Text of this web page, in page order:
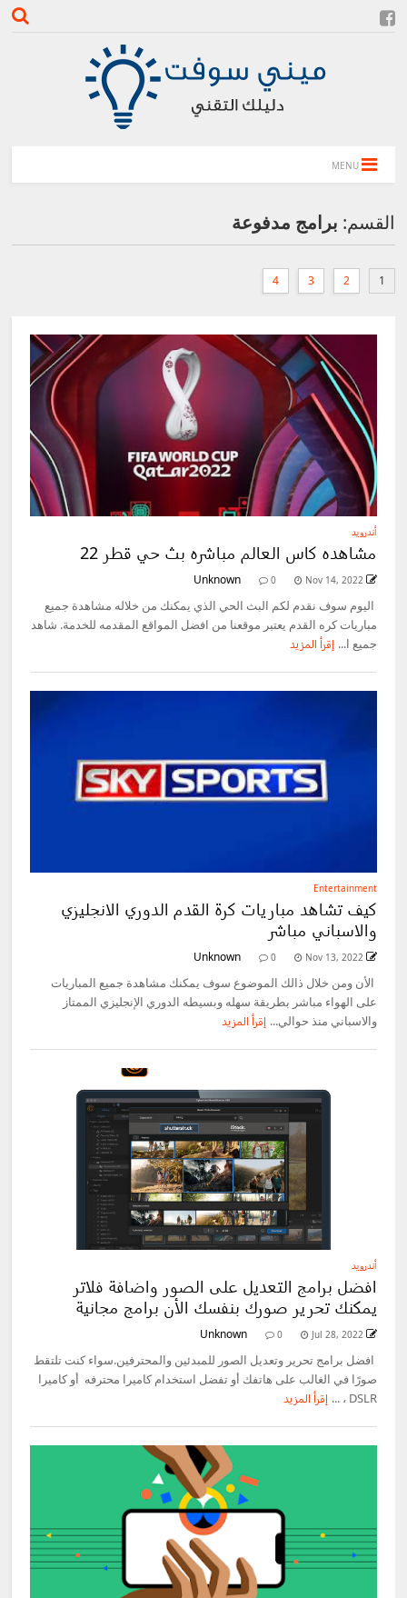
MENU
القسم: برامج مدفوعة
1
2
3
4
أندرويد
مشاهده كاس العالم مباشره بث حي قطر 22
Unknown 0 Nov 14, 2022
اليوم سوف نقدم لكم البث الحي الذي يمكنك من خلاله مشاهدة جميع
مباريات كره القدم يعتبر موقعنا من افضل المواقع المقدمه للخدمة. شاهد
جميع ا... إقرأ المزيد
Entertainment
كيف تشاهد مباريات كرة القدم الدوري الانجليزي
والاسباني مباشر
Unknown 0 Nov 13, 2022
الأن ومن خلال ذالك الموضوع سوف يمكنك مشاهدة جميع المباريات
على الهواء مباشر بطريقة سهله وبسيطه الدوري الإنجليزي الممتاز
والاسباني منذ حوالي... إقرأ المزيد
أندرويد
افضل برامج التعديل على الصور واضافة فلاتر
يمكنك تحرير صورك بنفسك الأن برامج مجانية
Unknown 0 Jul 28, 2022
افضل برامج تحرير وتعديل الصور للمبدئين والمحترفين.سواء كنت تلتقط
صورًا في الغالب على هاتفك أو تفضل استخدام كاميرا محترفه أو كاميرا
DSLR ، ...
إقرأ المزيد